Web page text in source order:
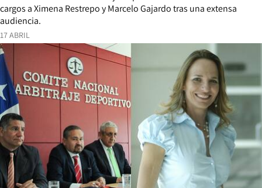
17 ABRIL
cargos a Ximena Restrepo y Marcelo Gajardo tras una extensa
audiencia.